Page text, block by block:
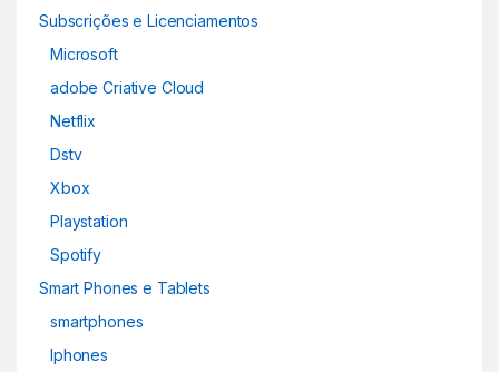
Subscrições e Licenciamentos
Microsoft
adobe Criative Cloud
Netflix
Dstv
Xbox
Playstation
Spotify
Smart Phones e Tablets
smartphones
Iphones